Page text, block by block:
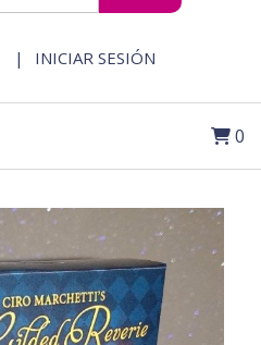
INICIAR SESIÓN
0